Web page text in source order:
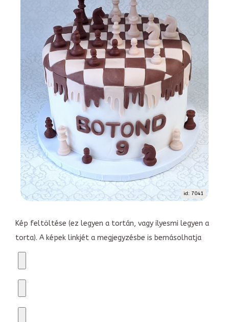
id: 7041
Kép feltöltése (ez legyen a tortán, vagy ilyesmi legyen a
torta). A képek linkjét a megjegyzésbe is bemásolhatja